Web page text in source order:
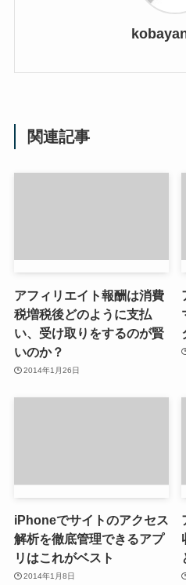
関連記事
アフィリエイト報酬は消費
税増税後どのように支払
い、受け取りをするのが賢
いのか？
2014年1月26日
iPhoneでサイトのアクセス
解析を徹底管理できるアプ
リはこれがベスト
2014年1月8日